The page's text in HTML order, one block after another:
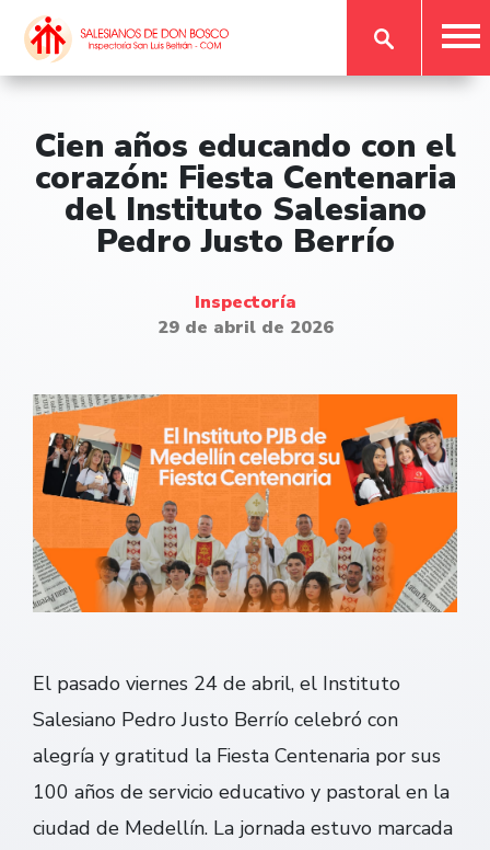
Cien años educando con el
corazón: Fiesta Centenaria
del Instituto Salesiano
Pedro Justo Berrío
Inspectoría
29 de abril de 2026
El pasado viernes 24 de abril, el Instituto
Salesiano Pedro Justo Berrío celebró con
alegría y gratitud la Fiesta Centenaria por sus
100 años de servicio educativo y pastoral en la
ciudad de Medellín. La jornada estuvo marcada